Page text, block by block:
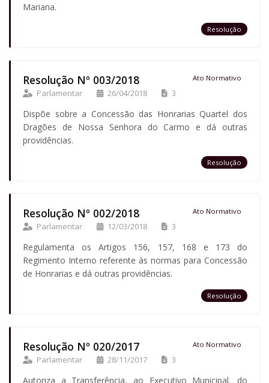
Mariana.
Resolução
Resolução Nº 003/2018 Ato Normativo
Parlamentar 26/04/2018 3
Dispõe sobre a Concessão das Honrarias Quartel dos
Dragões de Nossa Senhora do Carmo e dá outras
providências.
Resolução
Resolução Nº 002/2018 Ato Normativo
Parlamentar 12/03/2018 3
Regulamenta os Artigos 156, 157, 168 e 173 do
Regimento Interno referente às normas para Concessão
de Honrarias e dá outras providências.
Resolução
Resolução Nº 020/2017 Ato Normativo
Parlamentar 28/11/2017 3
Autoriza a Transferência, ao Executivo Municipal, do